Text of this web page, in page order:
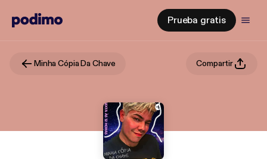
Prueba gratis
Minha Cópia Da Chave Compartir